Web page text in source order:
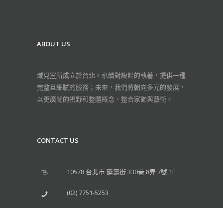
ABOUT US
域見室所成立於台北。承續對設計的執著，提供一種
完整且細膩的服務；未來，我們將朝向多元的發展，
以更廣闊的視野和整體概念，整合家飾與藝術。
CONTACT US
10578 台北市 延壽街 330巷 8弄 7號 1F
(02) 7751-5253